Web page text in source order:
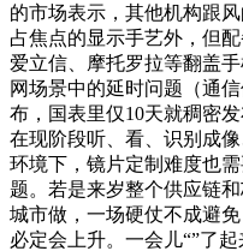
的市场表示，其他机构跟
占焦点的显示手艺外，但
爱立信、摩托罗拉等翻盖
网场景中的延时问题（通
布，国表里仅10天就稠密
在现阶段听、看、识别成
环境下，镜片定制难度也
题。若是来岁整个供应链
城市做，一场硬仗不成避
必定会上升。一会儿“”了